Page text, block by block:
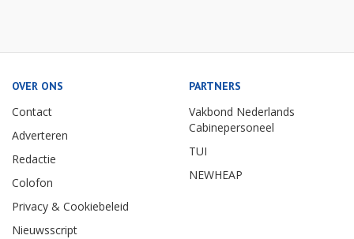
OVER ONS
Contact
Adverteren
Redactie
Colofon
Privacy & Cookiebeleid
Nieuwsscript
PARTNERS
Vakbond Nederlands
Cabinepersoneel
TUI
NEWHEAP